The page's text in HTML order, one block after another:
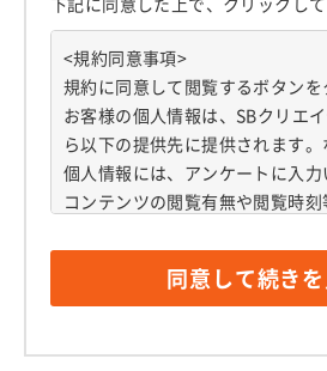
<規約同意事項>
規約に同意して閲覧するボタンを
お客様の個人情報は、SBクリエ
ら以下の提供先に提供されます
個人情報には、アンケートに入力
コンテンツの閲覧有無や閲覧時
お客様の個人情報は、以下の提
ンタクトおよび情報提供（Eメー
同意して続き